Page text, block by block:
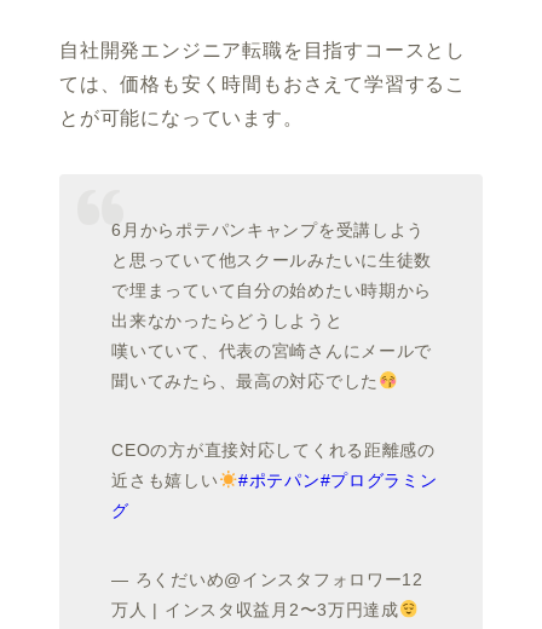
自社開発エンジニア転職を目指すコースとし
ては、価格も安く時間もおさえて学習するこ
とが可能になっています。
6月からポテパンキャンプを受講しよう
と思っていて他スクールみたいに生徒数
で埋まっていて自分の始めたい時期から
出来なかったらどうしようと
嘆いていて、代表の宮崎さんにメールで
聞いてみたら、最高の対応でした
CEOの方が直接対応してくれる距離感の
近さも嬉しい
#ポテパン#プログラミン
グ
— ろくだいめ@インスタフォロワー12
万人 | インスタ収益月2〜3万円達成